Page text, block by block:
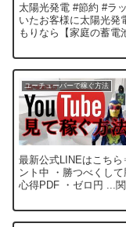
太陽光発電 #節約 #ラ
いたお客様に太陽光発
もりなら【家庭の蓄電
ユーチューバーで稼ぐ方法
最新公式LINEはこち
ント中 ・勝つべくし
心得PDF ・ゼロ円 ...